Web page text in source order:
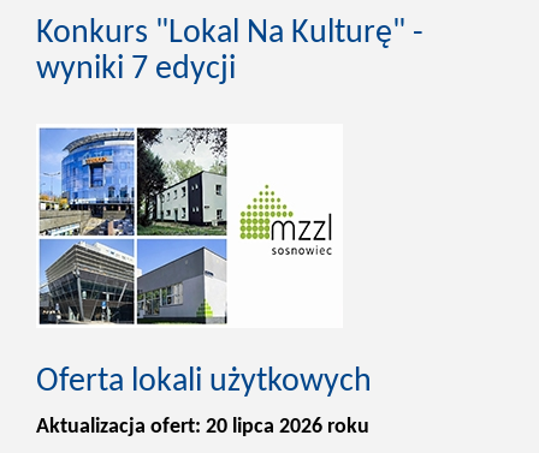
Konkurs "Lokal Na Kulturę" -
wyniki 7 edycji
Oferta lokali użytkowych
Aktualizacja ofert: 20 lipca 2026 roku